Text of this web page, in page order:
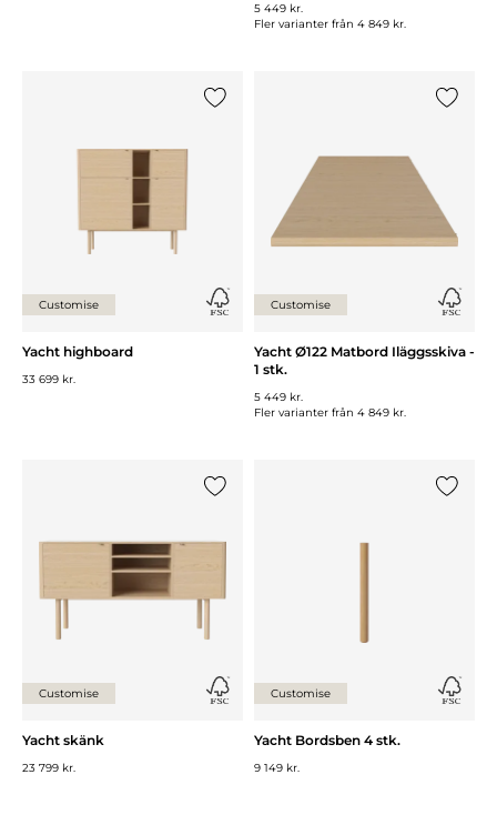
5 449 kr.
Fler varianter från 4 849 kr.
Customise
Yacht highboard
33 699 kr.
Customise
Yacht Ø122 Matbord Iläggsskiva -
1 stk.
5 449 kr.
Fler varianter från 4 849 kr.
Customise
Yacht skänk
23 799 kr.
Customise
Yacht Bordsben 4 stk.
9 149 kr.